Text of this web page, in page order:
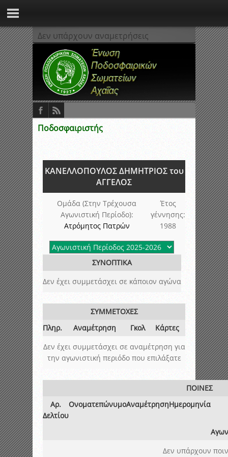
Δεν υπάρχουν αναμετρήσεις
Ποδοσφαιριστής
ΚΑΝΕΛΛΟΠΟΥΛΟΣ ΔΗΜΗΤΡΙΟΣ του
ΑΓΓΕΛΟΣ
Ομάδα (Στην Τρέχουσα
Αγωνιστική Περίοδο):
Ατρόμητος Πατρών
Έτος
γέννησης:
1988
ΣΥΝΟΠΤΙΚΑ
Δεν έχει συμμετάσχει σε κάποιον αγώνα
ΣΥΜΜΕΤΟΧΕΣ
Πληρ.
Αναμέτρηση Γκολ
Κάρτες
Δεν έχει συμμετάσχει σε αναμέτρηση για
την αγωνιστική περιόδο που επιλάξατε
ΠΟΙΝΕΣ
Αρ.
Δελτίου
ΟνοματεπώνυμοΑναμέτρησηΗμερομηνία
Δεν υπάρχουν